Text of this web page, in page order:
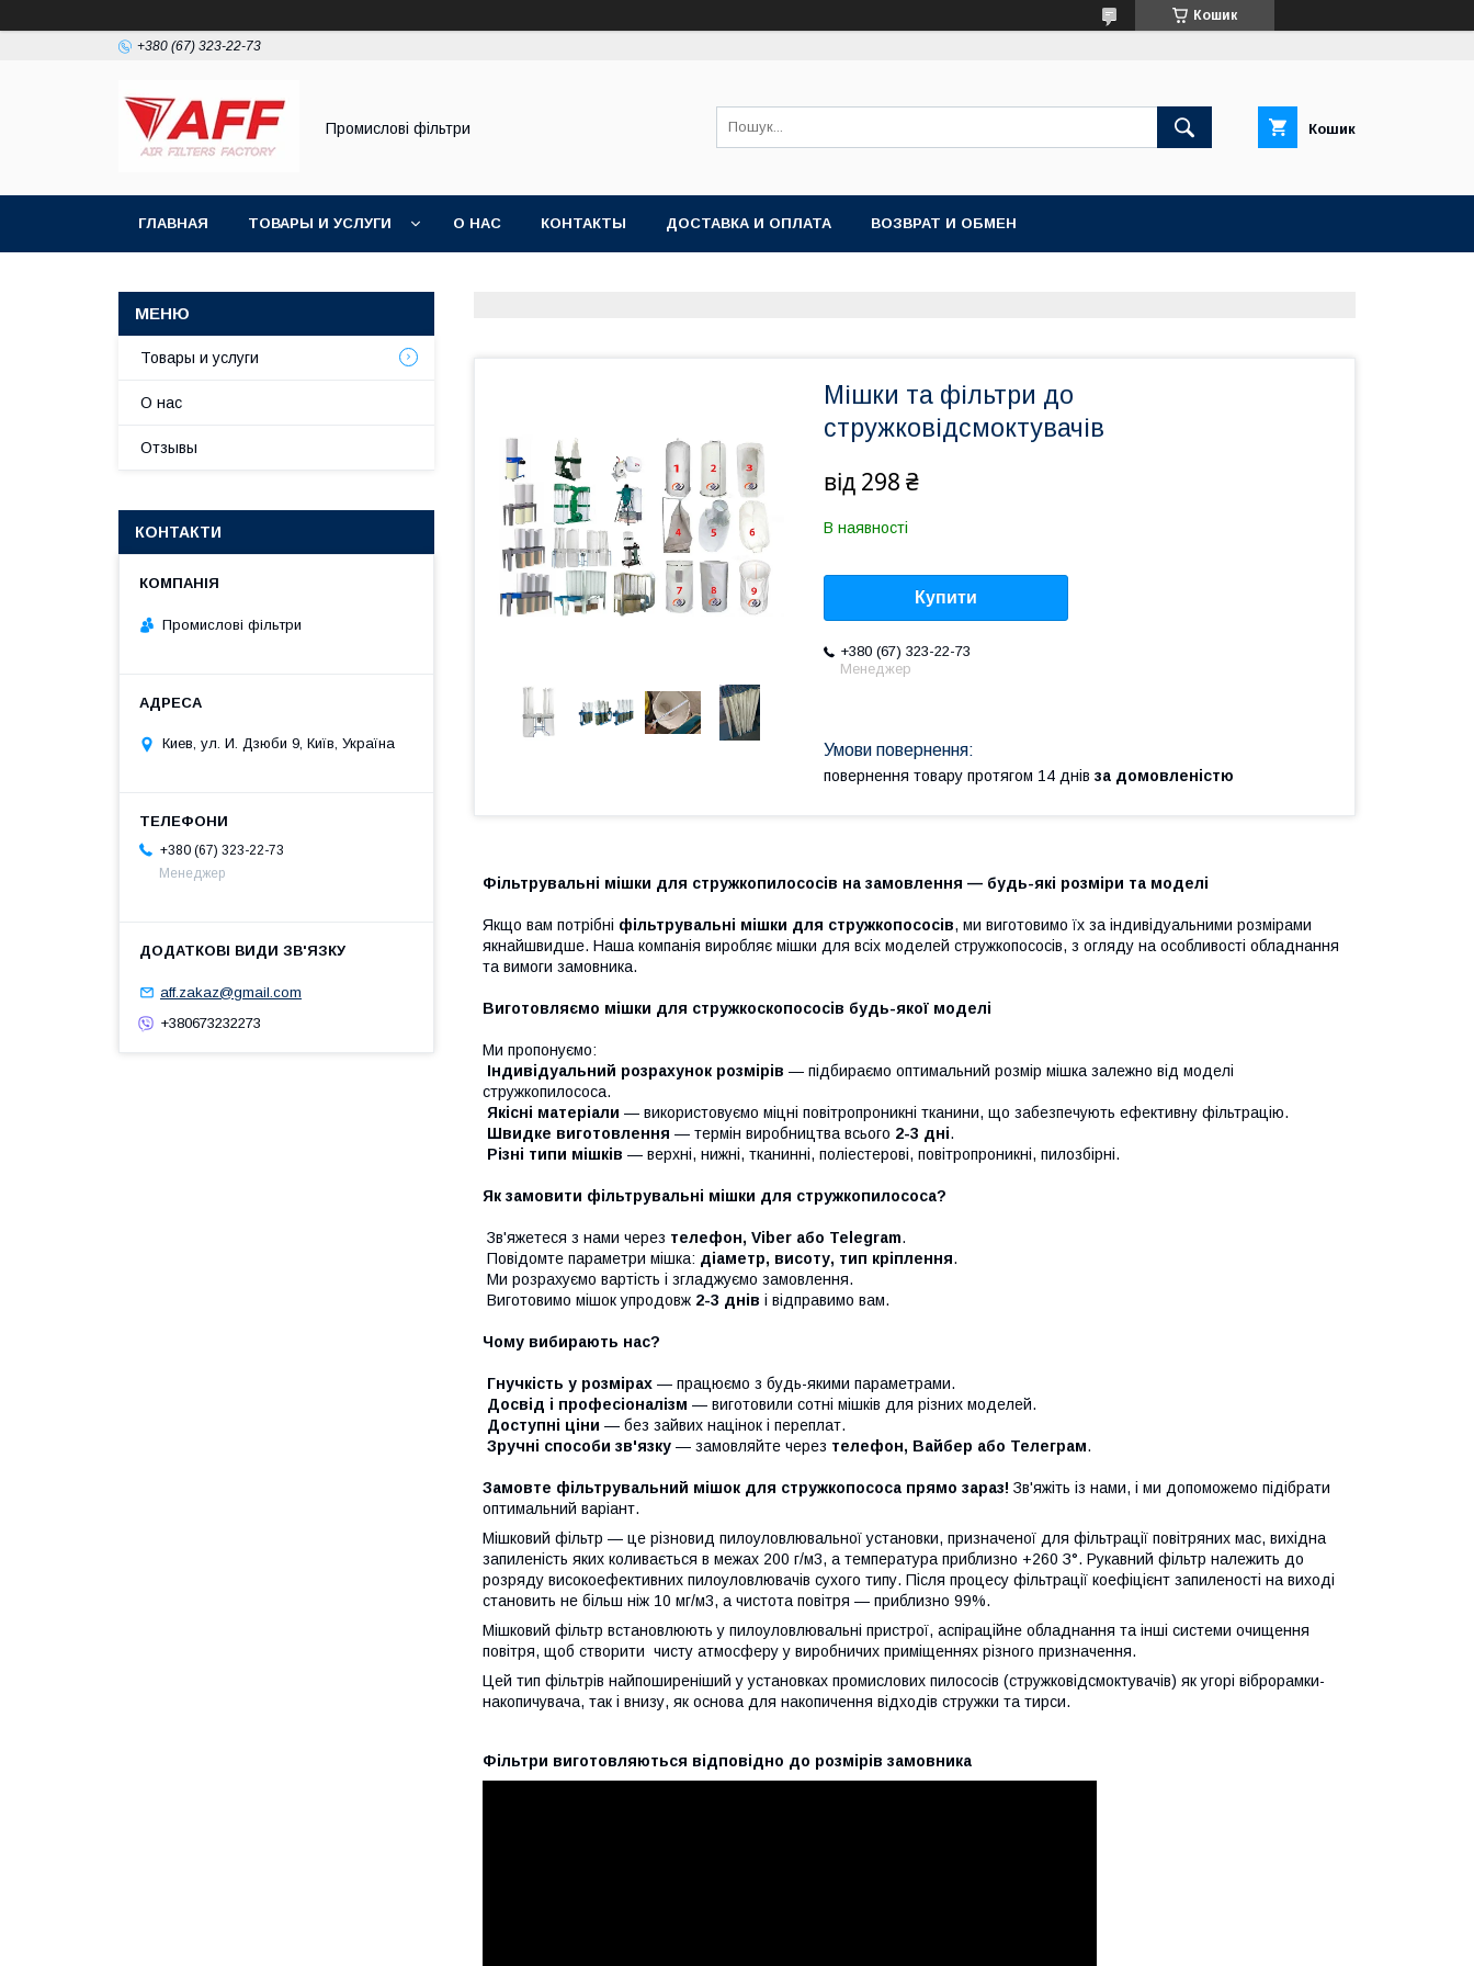
Кошик
+380 (67) 323-22-73
Промислові фільтри Кошик
ГЛАВНАЯ ТОВАРЫ И УСЛУГИ О НАС КОНТАКТЫ ДОСТАВКА И ОПЛАТА ВОЗВРАТ И ОБМЕН
Мішки та фільтри до
стружковідсмоктувачів
від 298 ₴
В наявності
Купити
+380 (67) 323-22-73
Менеджер
повернення товару протягом 14 днів за домовленістю
Фільтрувальні мішки для стружкопилососів на замовлення — будь-які розміри та моделі
Якщо вам потрібні фільтрувальні мішки для стружкопососів, ми виготовимо їх за індивідуальними розмірами
якнайшвидше. Наша компанія виробляє мішки для всіх моделей стружкопососів, з огляду на особливості обладнання
та вимоги замовника.
Виготовляємо мішки для стружкоскопососів будь-якої моделі
Ми пропонуємо:
Індивідуальний розрахунок розмірів — підбираємо оптимальний розмір мішка залежно від моделі
стружкопилососа.
Якісні матеріали — використовуємо міцні повітропроникні тканини, що забезпечують ефективну фільтрацію.
Швидке виготовлення — термін виробництва всього 2-3 дні.
Різні типи мішків — верхні, нижні, тканинні, поліестерові, повітропроникні, пилозбірні.
Як замовити фільтрувальні мішки для стружкопилососа?
Зв'яжетеся з нами через телефон, Viber або Telegram.
Повідомте параметри мішка: діаметр, висоту, тип кріплення.
Ми розрахуємо вартість і згладжуємо замовлення.
Виготовимо мішок упродовж 2-3 днів і відправимо вам.
Чому вибирають нас?
Гнучкість у розмірах — працюємо з будь-якими параметрами.
Досвід і професіоналізм — виготовили сотні мішків для різних моделей.
Доступні ціни — без зайвих націнок і переплат.
Зручні способи зв'язку — замовляйте через телефон, Вайбер або Телеграм.
Замовте фільтрувальний мішок для стружкопососа прямо зараз! Зв'яжіть із нами, і ми допоможемо підібрати
оптимальний варіант.
Мішковий фільтр — це різновид пилоуловлювальної установки, призначеної для фільтрації повітряних мас, вихідна
запиленість яких коливається в межах 200 г/м3, а температура приблизно +260 З°. Рукавний фільтр належить до
розряду високоефективних пилоуловлювачів сухого типу. Після процесу фільтрації коефіцієнт запиленості на виході
становить не більш ніж 10 мг/м3, а чистота повітря — приблизно 99%.
Мішковий фільтр встановлюють у пилоуловлювальні пристрої, аспіраційне обладнання та інші системи очищення
повітря, щоб створити чисту атмосферу у виробничих приміщеннях різного призначення.
Цей тип фільтрів найпоширеніший у установках промислових пилососів (стружковідсмоктувачів) як угорі віброрамки-
накопичувача, так і внизу, як основа для накопичення відходів стружки та тирси.
Фільтри виготовляються відповідно до розмірів замовника
Товары и услуги
О нас
Отзывы
КОНТАКТИ
Промислові фільтри
Киев, ул. И. Дзюби 9, Київ, Україна
+380 (67) 323-22-73
Менеджер
aff.zakaz@gmail.com
+380673232273